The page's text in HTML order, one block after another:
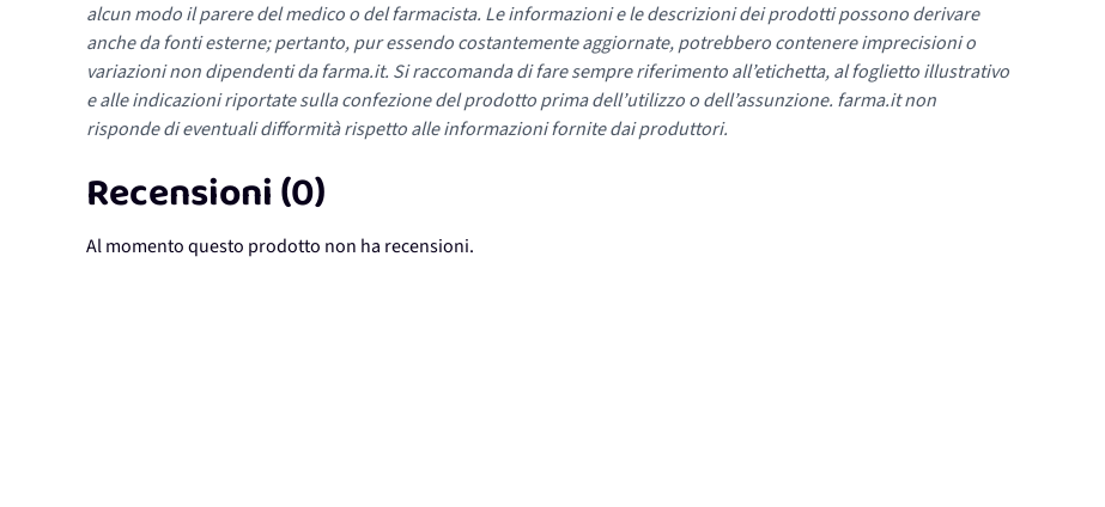
alcun modo il parere del medico o del farmacista. Le informazioni e le descrizioni dei prodotti possono derivare
anche da fonti esterne; pertanto, pur essendo costantemente aggiornate, potrebbero contenere imprecisioni o
variazioni non dipendenti da farma.it. Si raccomanda di fare sempre riferimento all’etichetta, al foglietto illustrativo
e alle indicazioni riportate sulla confezione del prodotto prima dell’utilizzo o dell’assunzione. farma.it non
risponde di eventuali difformità rispetto alle informazioni fornite dai produttori.
Recensioni (0)
Al momento questo prodotto non ha recensioni.